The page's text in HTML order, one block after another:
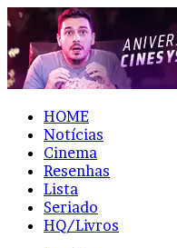
HOME
Notícias
Cinema
Resenhas
Lista
Seriado
HQ/Livros